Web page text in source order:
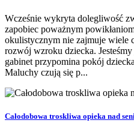
Wcześnie wykryta dolegliwość
zapobiec poważnym
okulistycznym nie zajmuje wiele
rozwój wzroku dziecka.
gabinet przypomina pokój
Maluchy czują się p...
Całodobowa troskliwa opieka nad